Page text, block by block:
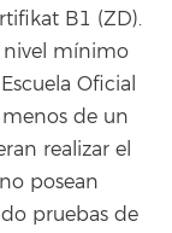
B1 (ZD).
nivel mínimo
Oficial
de un
realizar el
posean
pruebas de